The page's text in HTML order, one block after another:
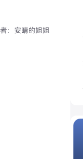
： 安晴的姐姐